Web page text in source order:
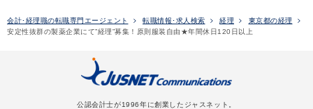
会計･経理職の転職専門エージェント 転職情報･求人検索 経理
東京都の経理
安定性抜群の製薬企業にて”経理”募集！原則服装自由★年間休日120日以上
公認会計士が1996年に創業したジャスネット。